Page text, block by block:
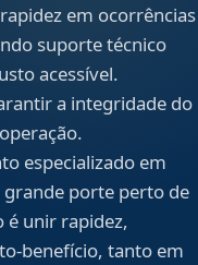
em ocorrências
suporte técnico
acessível.
a integridade do
especializado em
porte perto de
é unir rapidez,
benefício, tanto em